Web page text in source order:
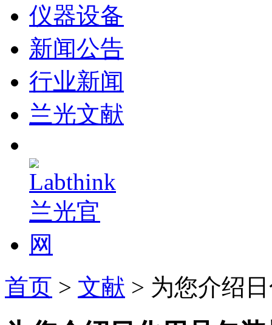
仪器设备
新闻公告
行业新闻
兰光文献
首页 > 文献 > 为您介绍